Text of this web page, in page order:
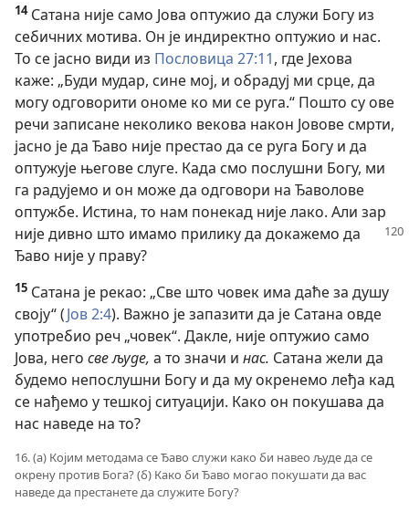
14Сатана није само Јова оптужио да служи Богу из
себичних мотива. Он је индиректно оптужио и нас.
То се јасно види из Пословица 27:11, где Јехова
каже: „Буди мудар, сине мој, и обрадуј ми срце, да
могу одговорити ономе ко ми се руга.“ Пошто су ове
речи записане неколико векова након Јовове смрти,
јасно је да Ђаво није престао да се руга Богу и да
оптужује његове слуге. Када смо послушни Богу, ми
га радујемо и он може да одговори на Ђаволове
оптужбе. Истина, то нам понекад није лако. Али зар
није дивно што имамо прилику да докажемо да
Ђаво није у праву?
15 Сатана је рекао: „Све што човек има даће за душу
своју“ (Јов 2:4). Важно је запазити да је Сатана овде
употребио реч „човек“. Дакле, није оптужио само
Јова, него све људе, а то значи и нас. Сатана жели да
будемо непослушни Богу и да му окренемо леђа кад
се нађемо у тешкој ситуацији. Како он покушава да
нас наведе на то?
16. (а) Којим методама се Ђаво служи како би навео људе да се
окрену против Бога? (б) Како би Ђаво могао покушати да вас
наведе да престанете да служите Богу?